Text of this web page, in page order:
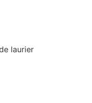
laurier